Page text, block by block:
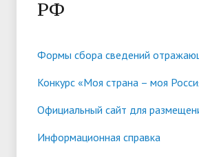
поддержки обучающихся
Вакантные места для приема
качества образования
в форме электронного
ФГБОУ ВО "АнГТУ"
Особенности приема по
"Студенческое" разрешение на
временное проживание для
РФ
Формы сбора сведений
Конкурс «Моя страна – моя
Официальный сайт для
Информационная справка